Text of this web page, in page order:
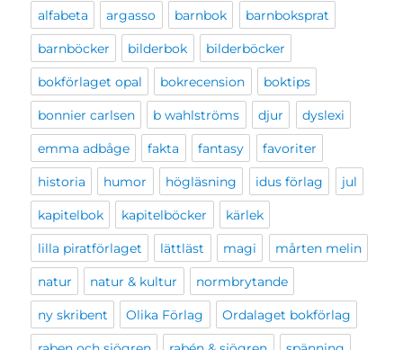
alfabeta argasso barnbok barnboksprat
barnböcker bilderbok bilderböcker
bokförlaget opal bokrecension boktips
bonnier carlsen b wahlströms djur dyslexi
emma adbåge fakta fantasy favoriter
historia humor högläsning idus förlag jul
kapitelbok kapitelböcker kärlek
lilla piratförlaget lättläst magi mårten melin
natur natur & kultur normbrytande
ny skribent Olika Förlag Ordalaget bokförlag